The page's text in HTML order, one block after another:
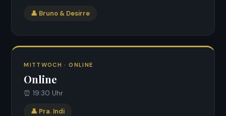
👤 Bruno & Desirre
MITTWOCH · ONLINE
Online
⏰ 19:30 Uhr
👤 Pra. Indi